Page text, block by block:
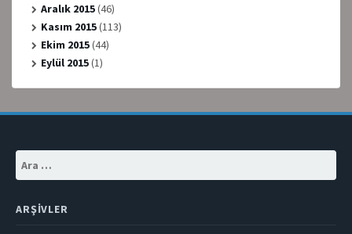
Aralık 2015(46)
Kasım 2015(113)
Ekim 2015(44)
Eylül 2015(1)
ARŞIVLER